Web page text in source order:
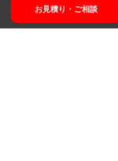
お見積り・ご相談
お見積り・ご相談